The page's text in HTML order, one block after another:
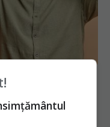
tratament.
cu
când sunt